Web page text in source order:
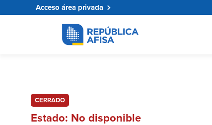
Acceso área privada
CERRADO
Estado: No disponible